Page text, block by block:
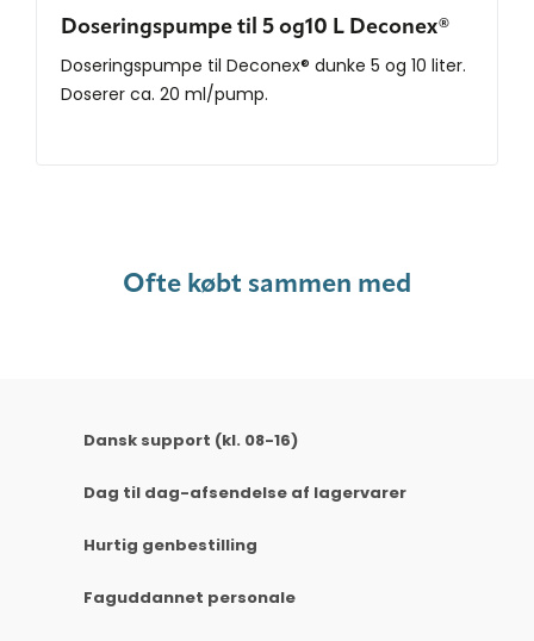
Doseringspumpe til 5 og10 L Deconex®
Doseringspumpe til Deconex® dunke 5 og 10 liter.
Doserer ca. 20 ml/pump.
Ofte købt sammen med
Dansk support (kl. 08-16)
Dag til dag-afsendelse af lagervarer
Hurtig genbestilling
Faguddannet personale